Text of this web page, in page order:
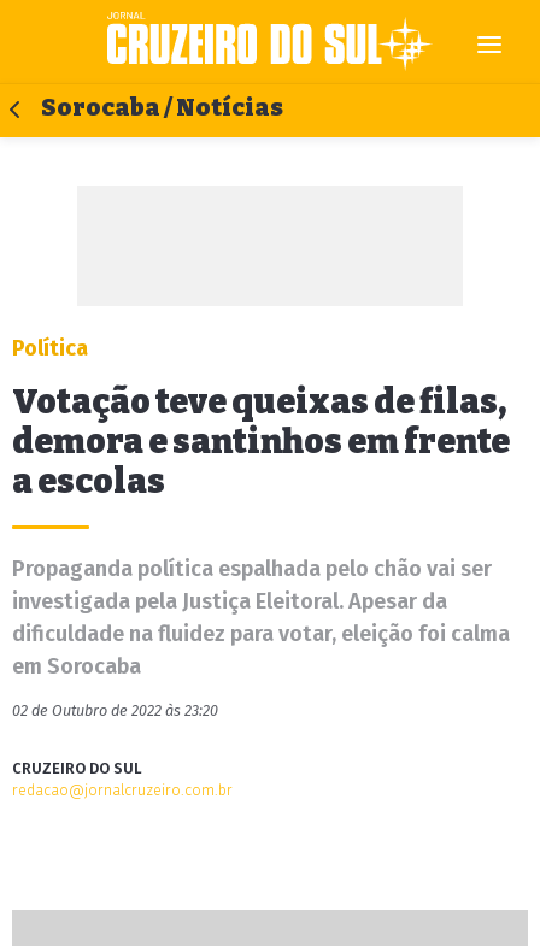
Sorocaba / Notícias
Política
Votação teve queixas de filas,
demora e santinhos em frente
a escolas
Propaganda política espalhada pelo chão vai ser
investigada pela Justiça Eleitoral. Apesar da
dificuldade na fluidez para votar, eleição foi calma
em Sorocaba
02 de Outubro de 2022 às 23:20
CRUZEIRO DO SUL
redacao@jornalcruzeiro.com.br